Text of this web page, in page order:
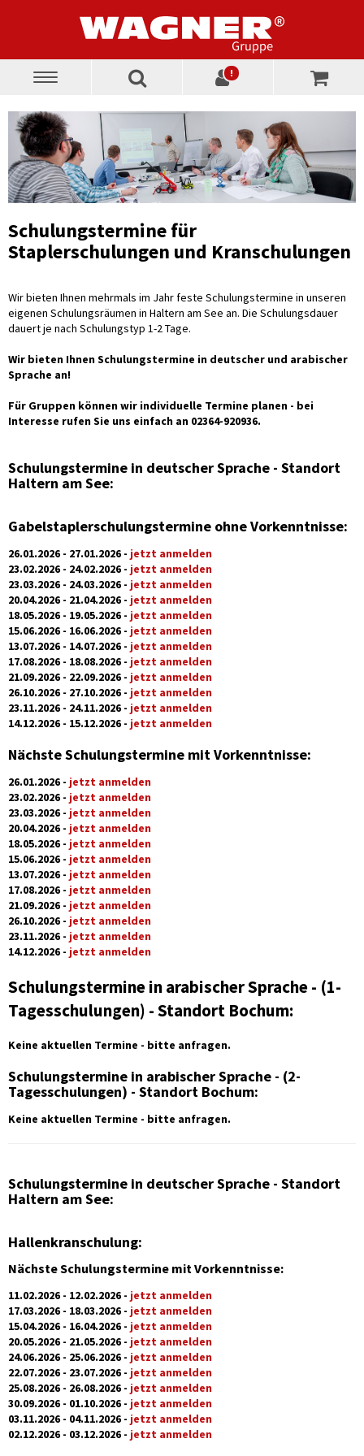
Toggle
!
Schulungstermine für
Staplerschulungen und Kranschulungen
Wir bieten Ihnen mehrmals im Jahr feste Schulungstermine in unseren
eigenen Schulungsräumen in Haltern am See an. Die Schulungsdauer
dauert je nach Schulungstyp 1-2 Tage.
Wir bieten Ihnen Schulungstermine in deutscher und arabischer
Sprache an!
Für Gruppen können wir individuelle Termine planen - bei
Interesse rufen Sie uns einfach an 02364-920936.
Schulungstermine in deutscher Sprache - Standort
Haltern am See:
Gabelstaplerschulungstermine ohne Vorkenntnisse:
26.01.2026 - 27.01.2026 - jetzt anmelden
23.02.2026 - 24.02.2026 - jetzt anmelden
23.03.2026 - 24.03.2026 - jetzt anmelden
20.04.2026 - 21.04.2026 - jetzt anmelden
18.05.2026 - 19.05.2026 - jetzt anmelden
15.06.2026 - 16.06.2026 - jetzt anmelden
13.07.2026 - 14.07.2026 - jetzt anmelden
17.08.2026 - 18.08.2026 - jetzt anmelden
21.09.2026 - 22.09.2026 - jetzt anmelden
26.10.2026 - 27.10.2026 - jetzt anmelden
23.11.2026 - 24.11.2026 - jetzt anmelden
14.12.2026 - 15.12.2026 - jetzt anmelden
Nächste Schulungstermine mit Vorkenntnisse:
26.01.2026 - jetzt anmelden
23.02.2026 - jetzt anmelden
23.03.2026 - jetzt anmelden
20.04.2026 - jetzt anmelden
18.05.2026 - jetzt anmelden
15.06.2026 - jetzt anmelden
13.07.2026 - jetzt anmelden
17.08.2026 - jetzt anmelden
21.09.2026 - jetzt anmelden
26.10.2026 - jetzt anmelden
23.11.2026 - jetzt anmelden
14.12.2026 - jetzt anmelden
Schulungstermine in arabischer Sprache - (1-
Tagesschulungen) - Standort Bochum:
Keine aktuellen Termine - bitte anfragen.
Schulungstermine in arabischer Sprache - (2-
Tagesschulungen) - Standort Bochum:
Keine aktuellen Termine - bitte anfragen.
Schulungstermine in deutscher Sprache - Standort
Haltern am See:
Hallenkranschulung:
Nächste Schulungstermine mit Vorkenntnisse:
11.02.2026 - 12.02.2026 - jetzt anmelden
17.03.2026 - 18.03.2026 - jetzt anmelden
15.04.2026 - 16.04.2026 - jetzt anmelden
20.05.2026 - 21.05.2026 - jetzt anmelden
24.06.2026 - 25.06.2026 - jetzt anmelden
22.07.2026 - 23.07.2026 - jetzt anmelden
25.08.2026 - 26.08.2026 - jetzt anmelden
30.09.2026 - 01.10.2026 - jetzt anmelden
03.11.2026 - 04.11.2026 - jetzt anmelden
02.12.2026 - 03.12.2026 - jetzt anmelden